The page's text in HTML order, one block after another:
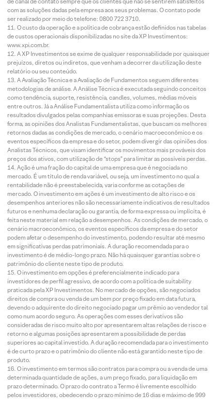
com as soluções dadas pela empresa aos seus problemas. O contato pode
ser realizado por meio do telefone: 0800 722 3710.
O custo da operação e a política de cobrança estão definidos nas tabelas
de custos operacionais disponibilizadas no site da XP Investimentos:
www.xpi.com.br.
A XP Investimentos se exime de qualquer responsabilidade por quaisquer
prejuízos, diretos ou indiretos, que venham a decorrer da utilização deste
relatório ou seu conteúdo.
A Avaliação Técnica e a Avaliação de Fundamentos seguem diferentes
metodologias de análise. A Análise Técnica é executada seguindo conceitos
como tendência, suporte, resistência, candles, volumes, médias móveis
entre outros. Já a Análise Fundamentalista utiliza como informação os
resultados divulgados pelas companhias emissoras e suas projeções. Desta
forma, as opiniões dos Analistas Fundamentalistas, que buscam os melhores
retornos dadas as condições de mercado, o cenário macroeconômico e os
eventos específicos da empresa e do setor, podem divergir das opiniões dos
Analistas Técnicos, que visam identificar os movimentos mais prováveis dos
preços dos ativos, com utilização de “stops” para limitar as possíveis perdas.
Ação é uma fração do capital de uma empresa que é negociada no
mercado. É um título de renda variável, ou seja, um investimento no qual a
rentabilidade não é preestabelecida, varia conforme as cotações de
mercado. O investimento em ações é um investimento de alto risco e os
desempenhos anteriores não são necessariamente indicativos de resultados
futuros e nenhuma declaração ou garantia, de forma expressa ou implícita, é
feita neste material em relação a desempenhos. As condições de mercado, o
cenário macroeconômico, os eventos específicos da empresa e do setor
podem afetar o desempenho do investimento, podendo resultar até mesmo
em significativas perdas patrimoniais. A duração recomendada para o
investimento é de médio-longo prazo. Não há quaisquer garantias sobre o
patrimônio do cliente neste tipo de produto.
O investimento em opções é preferencialmente indicado para
investidores de perfil agressivo, de acordo com a política de suitability
praticada pela XP Investimentos. No mercado de opções, são negociados
direitos de compra ou venda de um bem por preço fixado em data futura,
devendo o adquirente do direito negociado pagar um prêmio ao vendedor tal
como num acordo seguro. As operações com esses derivativos são
consideradas de risco muito alto por apresentarem altas relações de risco e
retorno e algumas posições apresentarem a possibilidade de perdas
superiores ao capital investido. A duração recomendada para o investimento
é de curto prazo e o patrimônio do cliente não está garantido neste tipo de
produto.
O investimento em termos são contratos para compra ou a venda de uma
determinada quantidade de ações, a um preço fixado, para liquidação em
prazo determinado. O prazo do contrato a Termo é livremente escolhido
pelos investidores, obedecendo o prazo mínimo de 16 dias e máximo de 999